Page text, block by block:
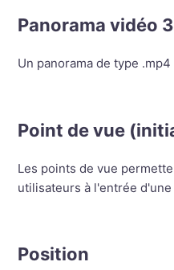
Panorama vidéo
Un panorama de type .mp4
Point de vue
Les points de vue
utilisateurs à l'entrée d'une
Position